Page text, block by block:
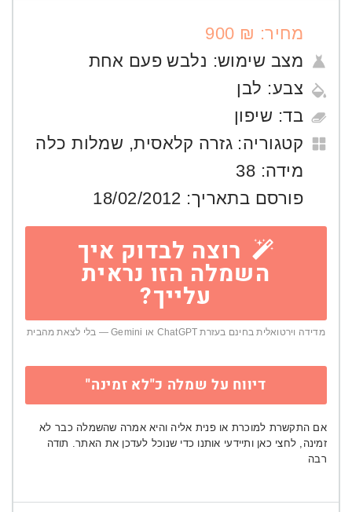
מחיר: ₪ 900
מצב שימוש: נלבש פעם אחת
צבע: לבן
בד: שיפון
קטגוריה: גזרה קלאסית, שמלות כלה
מידה: 38
פורסם בתאריך: 18/02/2012
רוצה לבדוק איך
השמלה הזו נראית
עלייך?
מדידה וירטואלית בחינם בעזרת ChatGPT או Gemini — בלי לצאת מהבית
דיווח על שמלה כ"לא זמינה"
אם התקשרת למוכרת או פנית אליה והיא אמרה שהשמלה כבר לא
זמינה, לחצי כאן ותיידעי אותנו כדי שנוכל לעדכן את האתר. תודה
רבה